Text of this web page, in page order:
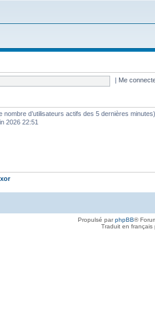
Me
d’utilisateurs actifs des 5 dernières minutes)
2026 22:51
Propulsé parphpBB®
Traduit en français